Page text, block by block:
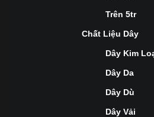
Trên 5tr
Chất Liệu Dây
Dây Kim
Dây Da
Dây Dù
Dây Vải